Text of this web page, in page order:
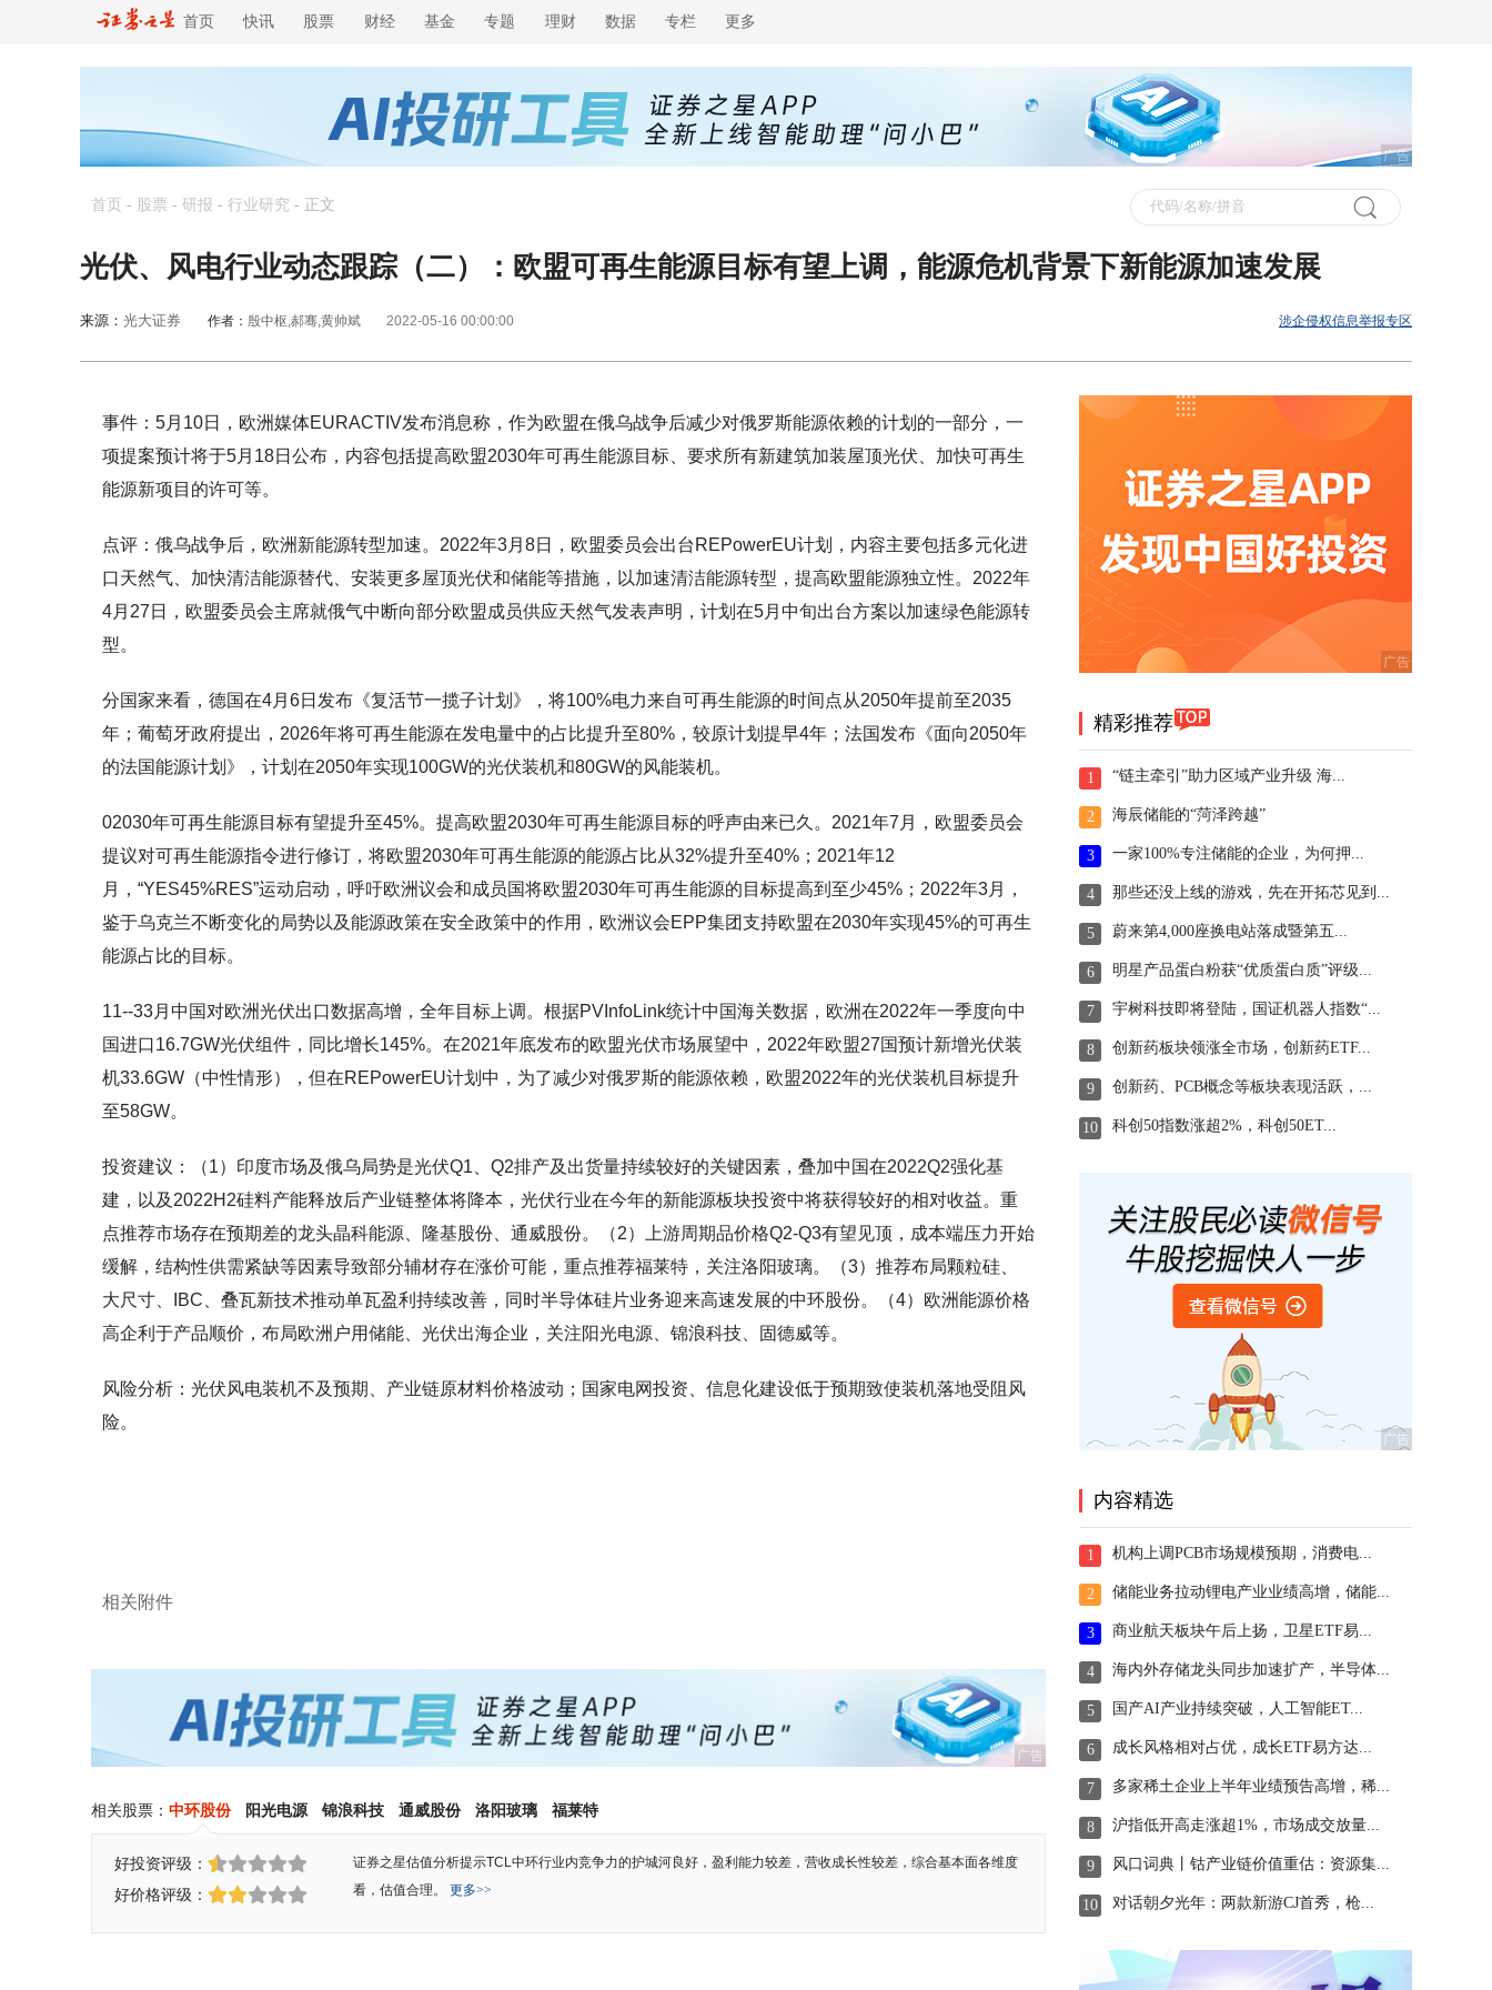
首页 快讯 股票 财经 基金 专题 理财 数据 专栏 更多
广告
首页 - 股票 - 研报 - 行业研究 - 正文
光伏、风电行业动态跟踪（二）：欧盟可再生能源目标有望上调，能源危机背景下新能源加速发展
来源： 光大证券 作者： 殷中枢,郝骞,黄帅斌 2022-05-16 00:00:00 涉企侵权信息举报专区
事件：5月10日，欧洲媒体EURACTIV发布消息称，作为欧盟在俄乌战争后减少对俄罗斯能源依赖的计划的一部分，一
项提案预计将于5月18日公布，内容包括提高欧盟2030年可再生能源目标、要求所有新建筑加装屋顶光伏、加快可再生
能源新项目的许可等。
点评：俄乌战争后，欧洲新能源转型加速。2022年3月8日，欧盟委员会出台REPowerEU计划，内容主要包括多元化进
口天然气、加快清洁能源替代、安装更多屋顶光伏和储能等措施，以加速清洁能源转型，提高欧盟能源独立性。2022年
4月27日，欧盟委员会主席就俄气中断向部分欧盟成员供应天然气发表声明，计划在5月中旬出台方案以加速绿色能源转
型。
分国家来看，德国在4月6日发布《复活节一揽子计划》，将100%电力来自可再生能源的时间点从2050年提前至2035
年；葡萄牙政府提出，2026年将可再生能源在发电量中的占比提升至80%，较原计划提早4年；法国发布《面向2050年
的法国能源计划》，计划在2050年实现100GW的光伏装机和80GW的风能装机。
02030年可再生能源目标有望提升至45%。提高欧盟2030年可再生能源目标的呼声由来已久。2021年7月，欧盟委员会
提议对可再生能源指令进行修订，将欧盟2030年可再生能源的能源占比从32%提升至40%；2021年12
月，“YES45%RES”运动启动，呼吁欧洲议会和成员国将欧盟2030年可再生能源的目标提高到至少45%；2022年3月，
鉴于乌克兰不断变化的局势以及能源政策在安全政策中的作用，欧洲议会EPP集团支持欧盟在2030年实现45%的可再生
能源占比的目标。
11--33月中国对欧洲光伏出口数据高增，全年目标上调。根据PVInfoLink统计中国海关数据，欧洲在2022年一季度向中
国进口16.7GW光伏组件，同比增长145%。在2021年底发布的欧盟光伏市场展望中，2022年欧盟27国预计新增光伏装
机33.6GW（中性情形），但在REPowerEU计划中，为了减少对俄罗斯的能源依赖，欧盟2022年的光伏装机目标提升
至58GW。
投资建议：（1）印度市场及俄乌局势是光伏Q1、Q2排产及出货量持续较好的关键因素，叠加中国在2022Q2强化基
建，以及2022H2硅料产能释放后产业链整体将降本，光伏行业在今年的新能源板块投资中将获得较好的相对收益。重
点推荐市场存在预期差的龙头晶科能源、隆基股份、通威股份。（2）上游周期品价格Q2-Q3有望见顶，成本端压力开始
缓解，结构性供需紧缺等因素导致部分辅材存在涨价可能，重点推荐福莱特，关注洛阳玻璃。（3）推荐布局颗粒硅、
大尺寸、IBC、叠瓦新技术推动单瓦盈利持续改善，同时半导体硅片业务迎来高速发展的中环股份。（4）欧洲能源价格
高企利于产品顺价，布局欧洲户用储能、光伏出海企业，关注阳光电源、锦浪科技、固德威等。
风险分析：光伏风电装机不及预期、产业链原材料价格波动；国家电网投资、信息化建设低于预期致使装机落地受阻风
险。
相关附件
广告
相关股票： 中环股份 阳光电源 锦浪科技 通威股份 洛阳玻璃 福莱特
好投资评级：
好价格评级：
证券之星估值分析提示TCL中环行业内竞争力的护城河良好，盈利能力较差，营收成长性较差，综合基本面各维度
看，估值合理。 更多>>
精彩推荐
1 “链主牵引”助力区域产业升级 海...
2 海辰储能的“菏泽跨越”
3 一家100%专注储能的企业，为何押...
4 那些还没上线的游戏，先在开拓芯见到...
5 蔚来第4,000座换电站落成暨第五...
6 明星产品蛋白粉获“优质蛋白质”评级...
7 宇树科技即将登陆，国证机器人指数“...
8 创新药板块领涨全市场，创新药ETF...
9 创新药、PCB概念等板块表现活跃，...
10 科创50指数涨超2%，科创50ET...
内容精选
1 机构上调PCB市场规模预期，消费电...
2 储能业务拉动锂电产业业绩高增，储能...
3 商业航天板块午后上扬，卫星ETF易...
4 海内外存储龙头同步加速扩产，半导体...
5 国产AI产业持续突破，人工智能ET...
6 成长风格相对占优，成长ETF易方达...
7 多家稀土企业上半年业绩预告高增，稀...
8 沪指低开高走涨超1%，市场成交放量...
9 风口词典丨钴产业链价值重估：资源集...
10 对话朝夕光年：两款新游CJ首秀，枪...